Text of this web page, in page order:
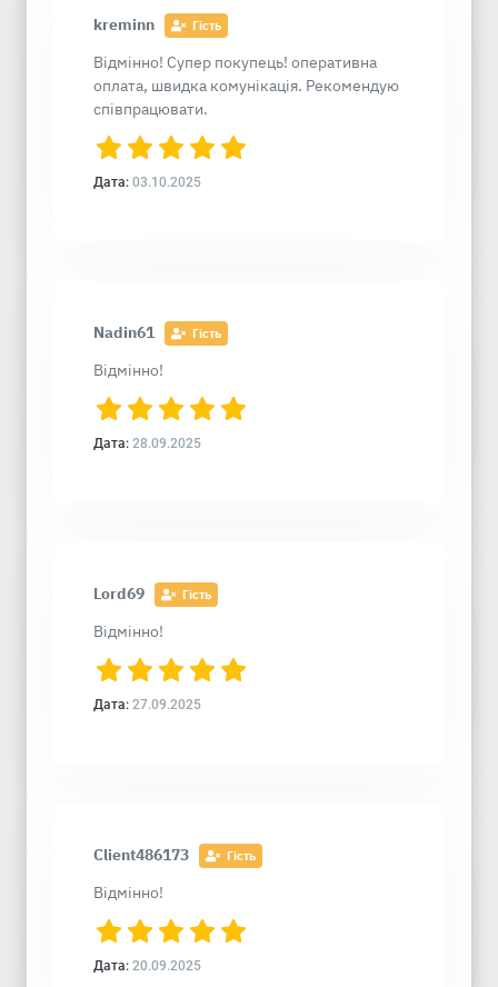
kreminn Гість
Відмінно! Супер покупець! оперативна
оплата, швидка комунікація. Рекомендую
співпрацювати.
Дата: 03.10.2025
Nadin61 Гість
Відмінно!
Дата: 28.09.2025
Lord69 Гість
Відмінно!
Дата: 27.09.2025
Client486173 Гість
Відмінно!
Дата: 20.09.2025